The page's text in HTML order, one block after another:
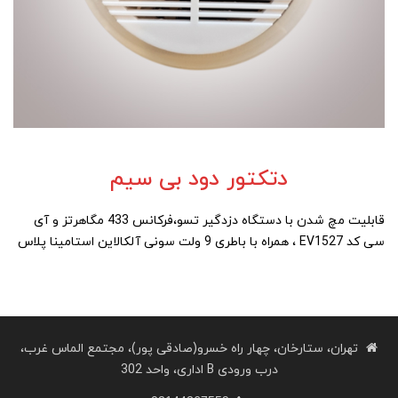
دتکتور دود بی سیم
قابلیت مچ شدن با دستگاه دزدگیر تسو،فرکانس 433 مگاهرتز و آی
سی کد EV1527 ، همراه با باطری 9 ولت سونی آلکالاین استامینا پلاس
تهران، ستارخان، چهار راه خسرو(صادقی پور)، مجتمع الماس غرب،
درب ورودی B اداری، واحد 302